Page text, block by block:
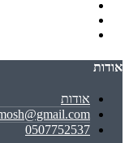
אודות
אודות
0507752537